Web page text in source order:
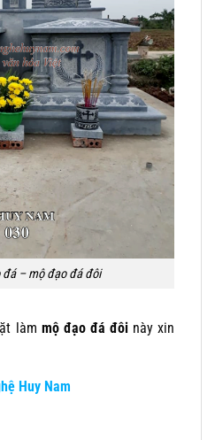
đá – mộ đạo đá đôi
làm mộ đạo đá đôinày xin
Huy Nam